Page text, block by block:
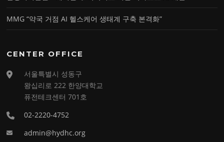
MMG “약국 거점 AI 헬스케어 생태계 구축 본격화”
CENTER OFFICE
서울특별시 성동구
왕십리로 222 한양대학교
퓨전테크센터 701호
02-2220-4752
admin@hydhc.org